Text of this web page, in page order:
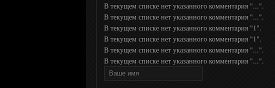
Bollywood
ТНТ4
В текущем списке нет указанного комментария "...".
В текущем списке нет указанного комментария "...".
В текущем списке нет указанного комментария "1".
В текущем списке нет указанного комментария "1".
В текущем списке нет указанного комментария "...".
В текущем списке нет указанного комментария "...".